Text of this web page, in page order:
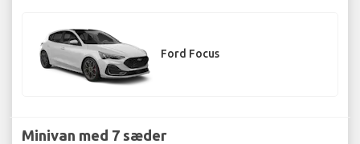
Ford Focus
Minivan med 7 sæder